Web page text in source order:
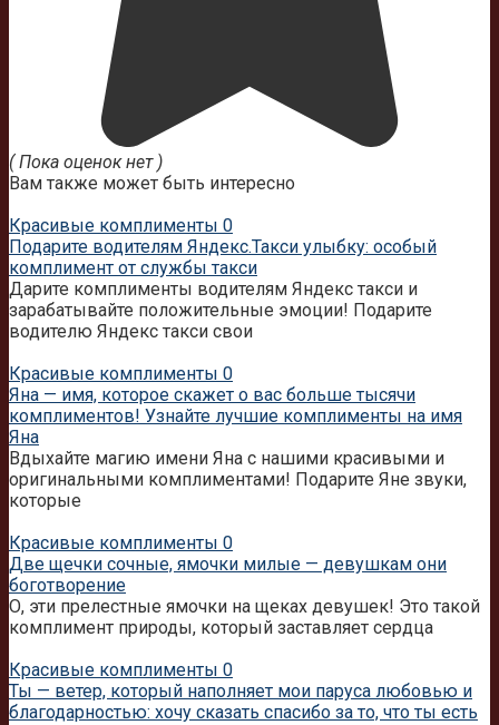
( Пока оценок нет )
Вам также может быть интересно
Красивые комплименты 0
Подарите водителям Яндекс.Такси улыбку: особый
комплимент от службы такси
Дарите комплименты водителям Яндекс такси и
зарабатывайте положительные эмоции! Подарите
водителю Яндекс такси свои
Красивые комплименты 0
Яна — имя, которое скажет о вас больше тысячи
комплиментов! Узнайте лучшие комплименты на имя
Яна
Вдыхайте магию имени Яна с нашими красивыми и
оригинальными комплиментами! Подарите Яне звуки,
которые
Красивые комплименты 0
Две щечки сочные, ямочки милые — девушкам они
боготворение
О, эти прелестные ямочки на щеках девушек! Это такой
комплимент природы, который заставляет сердца
Красивые комплименты 0
Ты — ветер, который наполняет мои паруса любовью и
благодарностью: хочу сказать спасибо за то, что ты есть